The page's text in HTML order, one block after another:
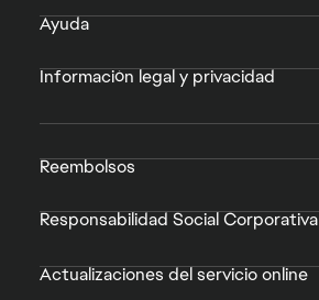
Ayuda
Información legal y privacidad
Reembolsos
Responsabilidad Social Corporativa
Actualizaciones del servicio online